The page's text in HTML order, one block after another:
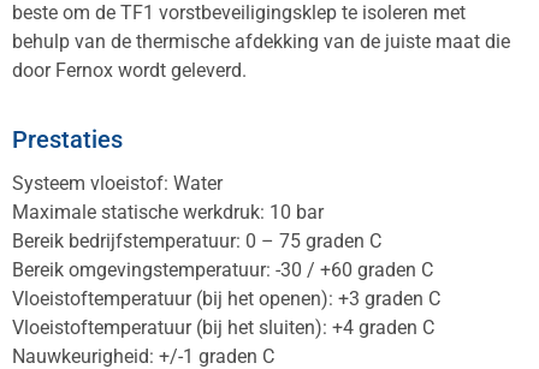
beste om de TF1 vorstbeveiligingsklep te isoleren met
behulp van de thermische afdekking van de juiste maat die
door Fernox wordt geleverd.
Prestaties
Systeem vloeistof: Water
Maximale statische werkdruk: 10 bar
Bereik bedrijfstemperatuur: 0 – 75 graden C
Bereik omgevingstemperatuur: -30 / +60 graden C
Vloeistoftemperatuur (bij het openen): +3 graden C
Vloeistoftemperatuur (bij het sluiten): +4 graden C
Nauwkeurigheid: +/-1 graden C